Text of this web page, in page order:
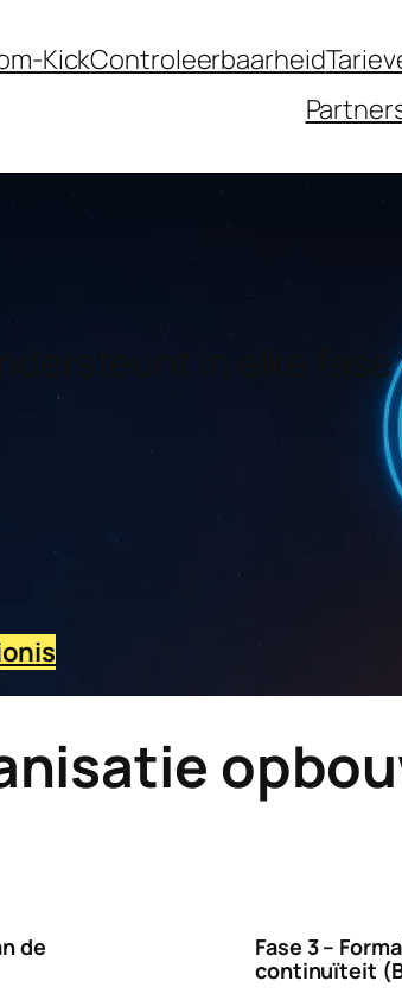
KickControleerbaarheid
in elke fase
de
Fase 3 –
continuïteit